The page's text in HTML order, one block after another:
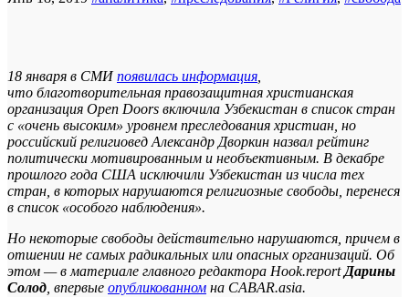
18 января в СМИпоявилась информация,
что благотворительная правозащитная христианская
организация Open Doors включила Узбекистан в список стран
с «очень высоким» уровнем преследования христиан, но
российский религиовед Александр Дворкин назвал рейтинг
политически мотивированным и необъективным. В декабре
прошлого года США исключили Узбекистан из числа тех
стран, в которых нарушаются религиозные свободы, перенеся
в список «особого наблюдения».
Но некоторые свободы действительно нарушаются, причем в
отшении не самых радикальных или опасных организаций. Об
этом — в материале главного редактора Hook.reportДарины
Солод, впервые опубликованном на CABAR.asia.